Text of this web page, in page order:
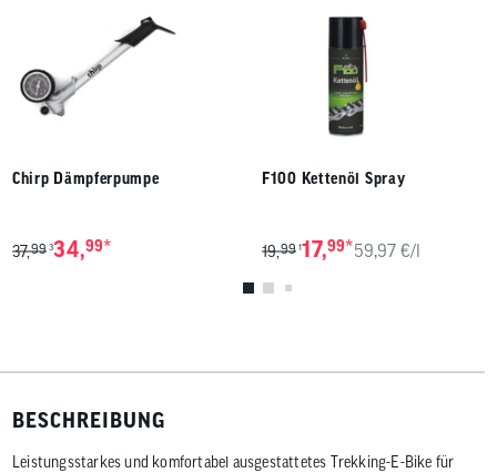
Chirp Dämpferpumpe
37,99 334,99*
F100 Kettenöl Spray
19,99 117,99*59,97 €/l
BESCHREIBUNG
Leistungsstarkes und komfortabel ausgestattetes Trekking-E-Bike für